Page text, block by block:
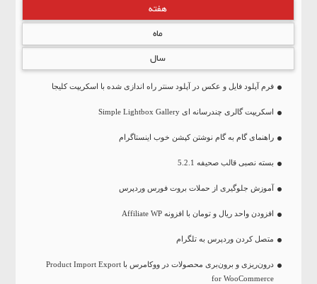
هفته
ماه
سال
فرم آپلود فایل و عکس در آپلود سنتر راه اندازی شده با اسکریپت کلیجا
اسکریپت گالری چندرسانه ای Simple Lightbox Gallery
راهنمای گام به گام نوشتن کپشن خوب اینستاگرام
بسته نصبی قالب صحیفه 5.2.1
آموزش جلوگیری از حملات بروت فورس وردپرس
افزودن واحد ریال و تومان با افزونه Affiliate WP
متصل کردن وردپرس به تلگرام
درون‌ریزی و برون‌بری محصولات در ووکامرس با Product Import Export
for WooCommerce